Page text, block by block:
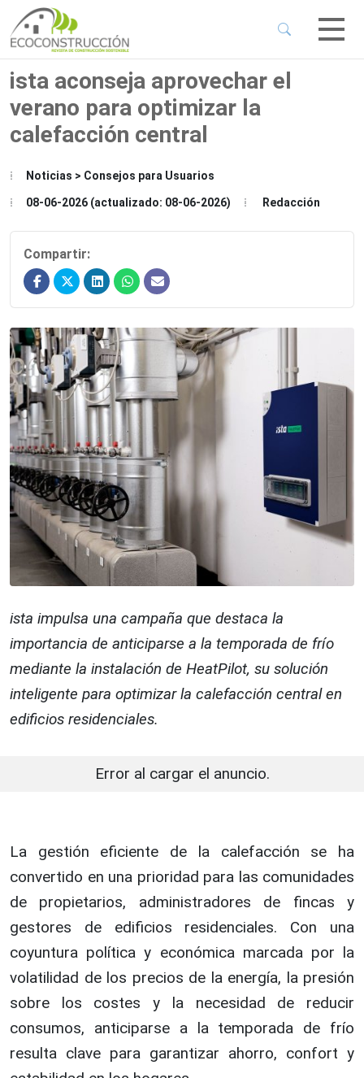
Menu
Menu
ista aconseja aprovechar el
verano para optimizar la
calefacción central
Noticias > Consejos para Usuarios
08-06-2026 (actualizado: 08-06-2026) Redacción
Compartir:
ista impulsa una campaña que destaca la
importancia de anticiparse a la temporada de frío
mediante la instalación de HeatPilot, su solución
inteligente para optimizar la calefacción central en
edificios residenciales.
Error al cargar el anuncio.
La gestión eficiente de la calefacción se ha
convertido en una prioridad para las comunidades
de propietarios, administradores de fincas y
gestores de edificios residenciales. Con una
coyuntura política y económica marcada por la
volatilidad de los precios de la energía, la presión
sobre los costes y la necesidad de reducir
consumos, anticiparse a la temporada de frío
resulta clave para garantizar ahorro, confort y